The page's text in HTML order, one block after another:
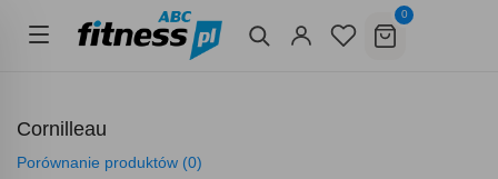
0
Cornilleau
Porównanie produktów (0)